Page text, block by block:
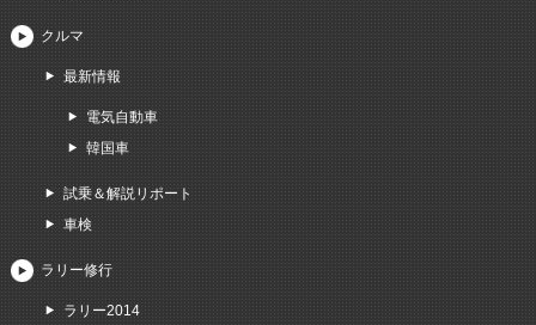
クルマ
最新情報
電気自動車
韓国車
試乗＆解説リポート
車検
ラリー修行
ラリー2014